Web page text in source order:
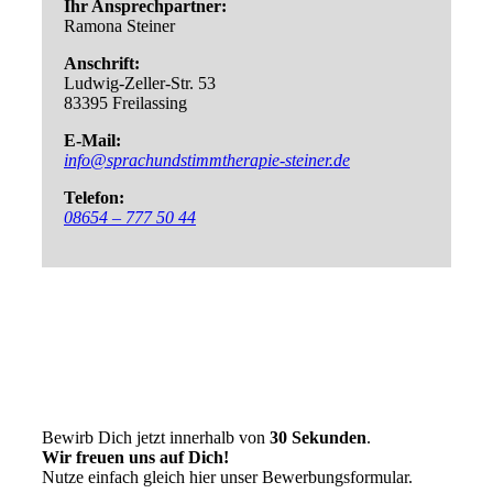
Ihr Ansprechpartner:
Ramona Steiner
Anschrift:
Ludwig-Zeller-Str. 53
83395 Freilassing
E-Mail:
info@sprachundstimmtherapie-steiner.de
Telefon:
08654 – 777 50 44
Bewirb Dich jetzt innerhalb von 30 Sekunden.
Wir freuen uns auf Dich!
Nutze einfach gleich hier unser Bewerbungsformular.